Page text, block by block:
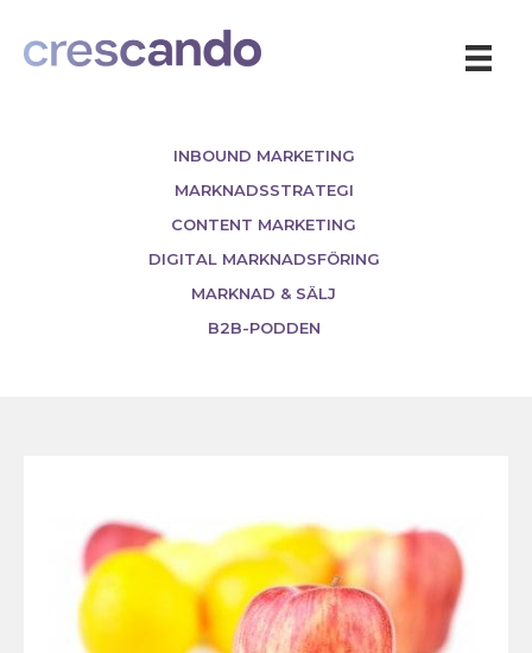
INBOUND MARKETING
MARKNADSSTRATEGI
CONTENT MARKETING
DIGITAL MARKNADSFÖRING
MARKNAD & SÄLJ
B2B-PODDEN